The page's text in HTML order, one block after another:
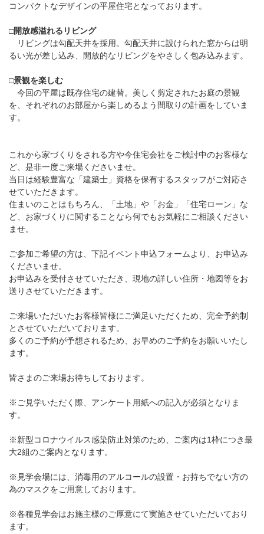
コンパクトなデザインの平屋住宅となっております。
□開放感溢れるリビング
リビングは勾配天井を採用。勾配天井に設けられた窓からは明
るい光が差し込み、開放的なリビングをやさしく包み込みます。
□景観を楽しむ
今回の平屋は既存住宅の建替。美しく剪定されたお庭の景観
を、それぞれのお部屋から楽しめるよう間取りの計画をしていま
す。
これから家づくりをされる方や今住宅会社をご検討中のお客様な
ど、是非一度ご来場くださいませ。
当日は経験豊富な「建築士」資格を保有するスタッフがご対応さ
せていただきます。
住まいのことはもちろん、「土地」や「お金」「住宅ローン」な
ど、お家づくりに関することなら何でもお気軽にご相談ください
ませ。
ご参加ご希望の方は、下記イベント申込フォームより、お申込み
くださいませ。
お申込みを受付させていただき、現地の詳しい住所・地図等をお
送りさせていただきます。
ご来場いただいたお客様皆様にご満足いただくため、完全予約制
とさせていただいております。
多くのご予約が予想されるため、お早めのご予約をお願いいたし
ます。
皆さまのご来場お待ちしております。
※ご見学いただく際、アンケート用紙への記入が必須となりま
す。
※新型コロナウイルス感染防止対策のため、ご案内は1枠につき最
大2組のご案内となります。
※見学会場には、消毒用のアルコールの設置・お持ちでない方の
為のマスクをご用意しております。
※各種見学会はお施主様のご厚意にて実施させていただいており
ます。